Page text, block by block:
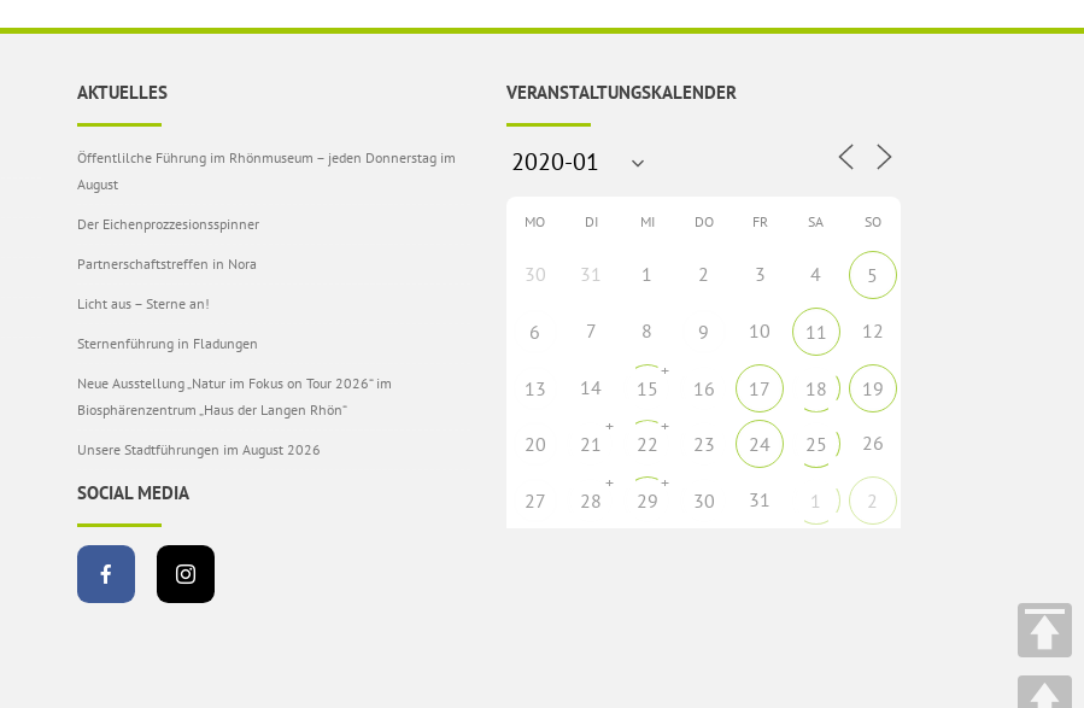
AKTUELLES
Öffentlilche Führung im Rhönmuseum – jeden Donnerstag im
August
Der Eichenprozzesionsspinner
Partnerschaftstreffen in Nora
Licht aus – Sterne an!
Sternenführung in Fladungen
Neue Ausstellung „Natur im Fokus on Tour 2026“ im
Biosphärenzentrum „Haus der Langen Rhön“
Unsere Stadtführungen im August 2026
SOCIAL MEDIA
VERANSTALTUNGSKALENDER
MO DI MI DO FR SA SO
30 31 1 2 3 4 5
6 7 8 9 10 11 12
13 14 15
+
16 17 18 19
20 21
+
22
+
23 24 25 26
27 28
+
29
+
30 31 1 2